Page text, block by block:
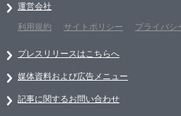
運営会社
利用規約
サイトポリシー プライバシ
プレスリリースはこちらへ
媒体資料および広告メニュー
記事に関するお問い合わせ